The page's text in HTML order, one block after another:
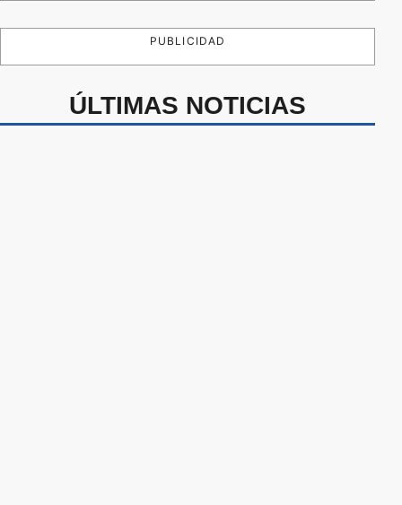
PUBLICIDAD
ÚLTIMAS NOTICIAS